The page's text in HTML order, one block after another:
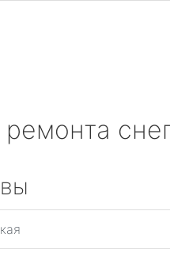
ремонта